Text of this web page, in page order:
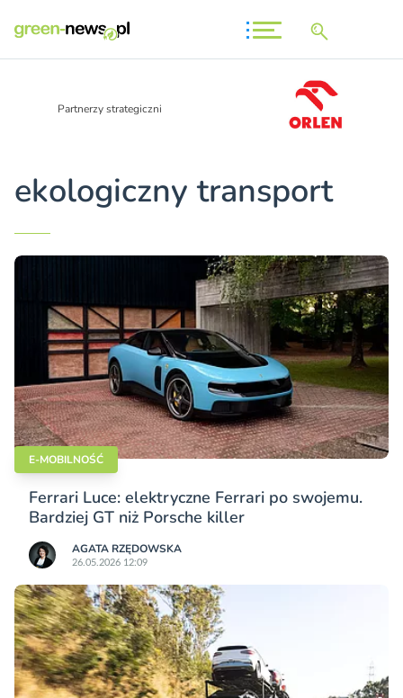
Partnerzy strategiczni
ekologiczny transport
E-MOBILNOŚĆ
Ferrari Luce: elektryczne Ferrari po swojemu.
Bardziej GT niż Porsche killer
AGATA RZĘDOWSKA
26.05.2026 12:09